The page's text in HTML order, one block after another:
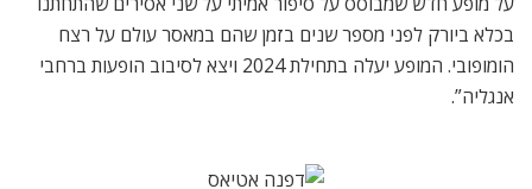
בכלא ביורק לפני מספר שנים בזמן שהם במאסר עולם על רצח
הומופובי. המופע יעלה בתחילת 2024 ויצא לסיבוב הופעות ברחבי
אנגליה”.